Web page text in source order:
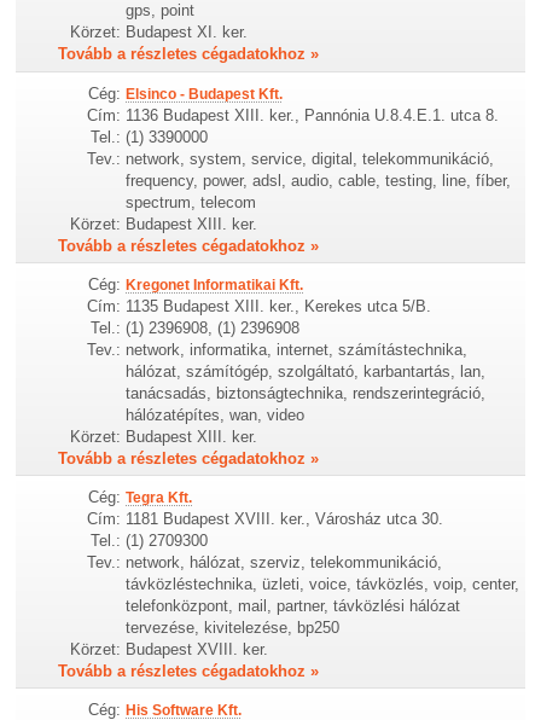
gps, point
Körzet: Budapest XI. ker.
Tovább a részletes cégadatokhoz »
Cég: Elsinco - Budapest Kft.
Cím: 1136 Budapest XIII. ker., Pannónia U.8.4.E.1. utca 8.
Tel.: (1) 3390000
Tev.: network, system, service, digital, telekommunikáció,
frequency, power, adsl, audio, cable, testing, line, fíber,
spectrum, telecom
Körzet: Budapest XIII. ker.
Tovább a részletes cégadatokhoz »
Cég: Kregonet Informatikai Kft.
Cím: 1135 Budapest XIII. ker., Kerekes utca 5/B.
Tel.: (1) 2396908, (1) 2396908
Tev.: network, informatika, internet, számítástechnika,
hálózat, számítógép, szolgáltató, karbantartás, lan,
tanácsadás, biztonságtechnika, rendszerintegráció,
hálózatépítes, wan, video
Körzet: Budapest XIII. ker.
Tovább a részletes cégadatokhoz »
Cég: Tegra Kft.
Cím: 1181 Budapest XVIII. ker., Városház utca 30.
Tel.: (1) 2709300
Tev.: network, hálózat, szerviz, telekommunikáció,
távközléstechnika, üzleti, voice, távközlés, voip, center,
telefonközpont, mail, partner, távközlési hálózat
tervezése, kivitelezése, bp250
Körzet: Budapest XVIII. ker.
Tovább a részletes cégadatokhoz »
Cég: His Software Kft.